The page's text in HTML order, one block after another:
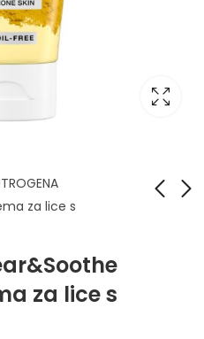
za lice s
za lice s
Clear&Soothe pjena
za čišćenje s
kurkumom 150ml
16,50KM
Clear&Soothe
otklanjanje šminke
17,50KM